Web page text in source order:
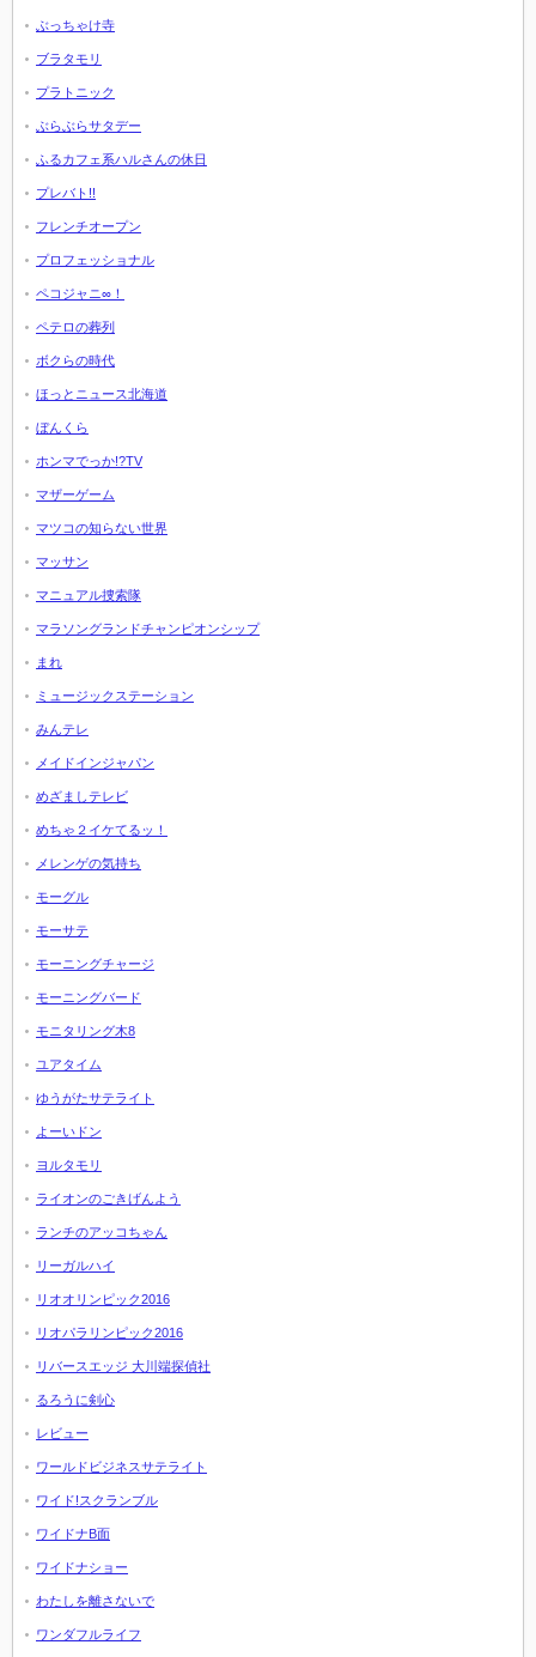
ぶっちゃけ寺
ブラタモリ
プラトニック
ぶらぶらサタデー
ふるカフェ系ハルさんの休日
プレバト!!
フレンチオープン
プロフェッショナル
ペコジャニ∞！
ペテロの葬列
ボクらの時代
ほっとニュース北海道
ぼんくら
ホンマでっか!?TV
マザーゲーム
マツコの知らない世界
マッサン
マニュアル捜索隊
マラソングランドチャンピオンシップ
まれ
ミュージックステーション
みんテレ
メイドインジャパン
めざましテレビ
めちゃ２イケてるッ！
メレンゲの気持ち
モーグル
モーサテ
モーニングチャージ
モーニングバード
モニタリング木8
ユアタイム
ゆうがたサテライト
よーいドン
ヨルタモリ
ライオンのごきげんよう
ランチのアッコちゃん
リーガルハイ
リオオリンピック2016
リオパラリンピック2016
リバースエッジ 大川端探偵社
るろうに剣心
レビュー
ワールドビジネスサテライト
ワイド!スクランブル
ワイドナB面
ワイドナショー
わたしを離さないで
ワンダフルライフ